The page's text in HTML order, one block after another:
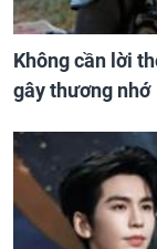
Không cần lời
gây thương nhớ